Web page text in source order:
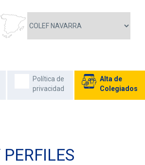
Política de
privacidad
Alta de
Colegiados